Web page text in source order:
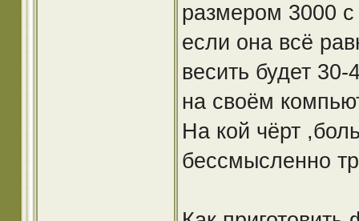
размером 3000
если она всё
весить будет
на своём
На кой чёрт
бессмысленно